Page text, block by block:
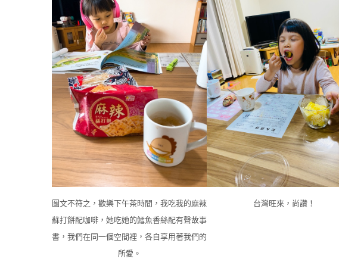
圖文不符之，歡樂下午茶時間，我吃我的麻辣
蘇打餅配咖啡，她吃她的鱈魚香絲配有聲故事
書，我們在同一個空間裡，各自享用著我們的
所愛。
台灣旺來，尚讚！